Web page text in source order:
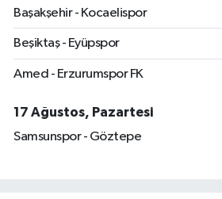
Başakşehir - Kocaelispor
Beşiktaş - Eyüpspor
Amed - Erzurumspor FK
17 Ağustos, Pazartesi
Samsunspor - Göztepe